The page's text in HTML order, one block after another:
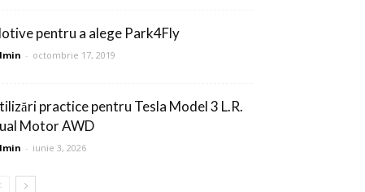
pentru a alege Park4Fly
- octombrie 17, 2019
practice pentru Tesla Model 3 L.R.
Motor AWD
- iunie 3, 2026